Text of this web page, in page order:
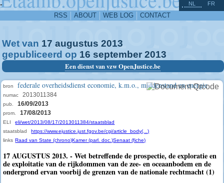
-
RSS ABOUT WEB LOG CONTACT
NL FR
Wet van 17 augustus 2013
gepubliceerd op 16 september 2013
Een dienst van vzw OpenJustice.be
bron federale overheidsdienst economie, k.m.o., middenstand en energie
numac 2013011384
pub. 16/09/2013
prom. 17/08/2013
ELI
eli/wet/2013/08/17/2013011384/staatsblad
staatsblad
https://www.ejustice.just.fgov.be/cgi/article_body(...)
links Raad van State (chrono)Kamer (parl. doc.)Senaat (fiche)
17 AUGUSTUS 2013. - Wet betreffende de prospectie, de exploratie en
de exploitatie van de rijkdommen van de zee- en oceaanbodem en de
ondergrond ervan voorbij de grenzen van de nationale rechtmacht (1)
^